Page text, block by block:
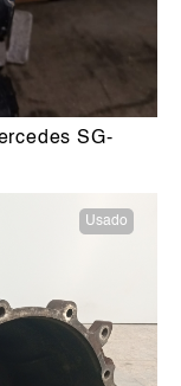
SG-
Usado